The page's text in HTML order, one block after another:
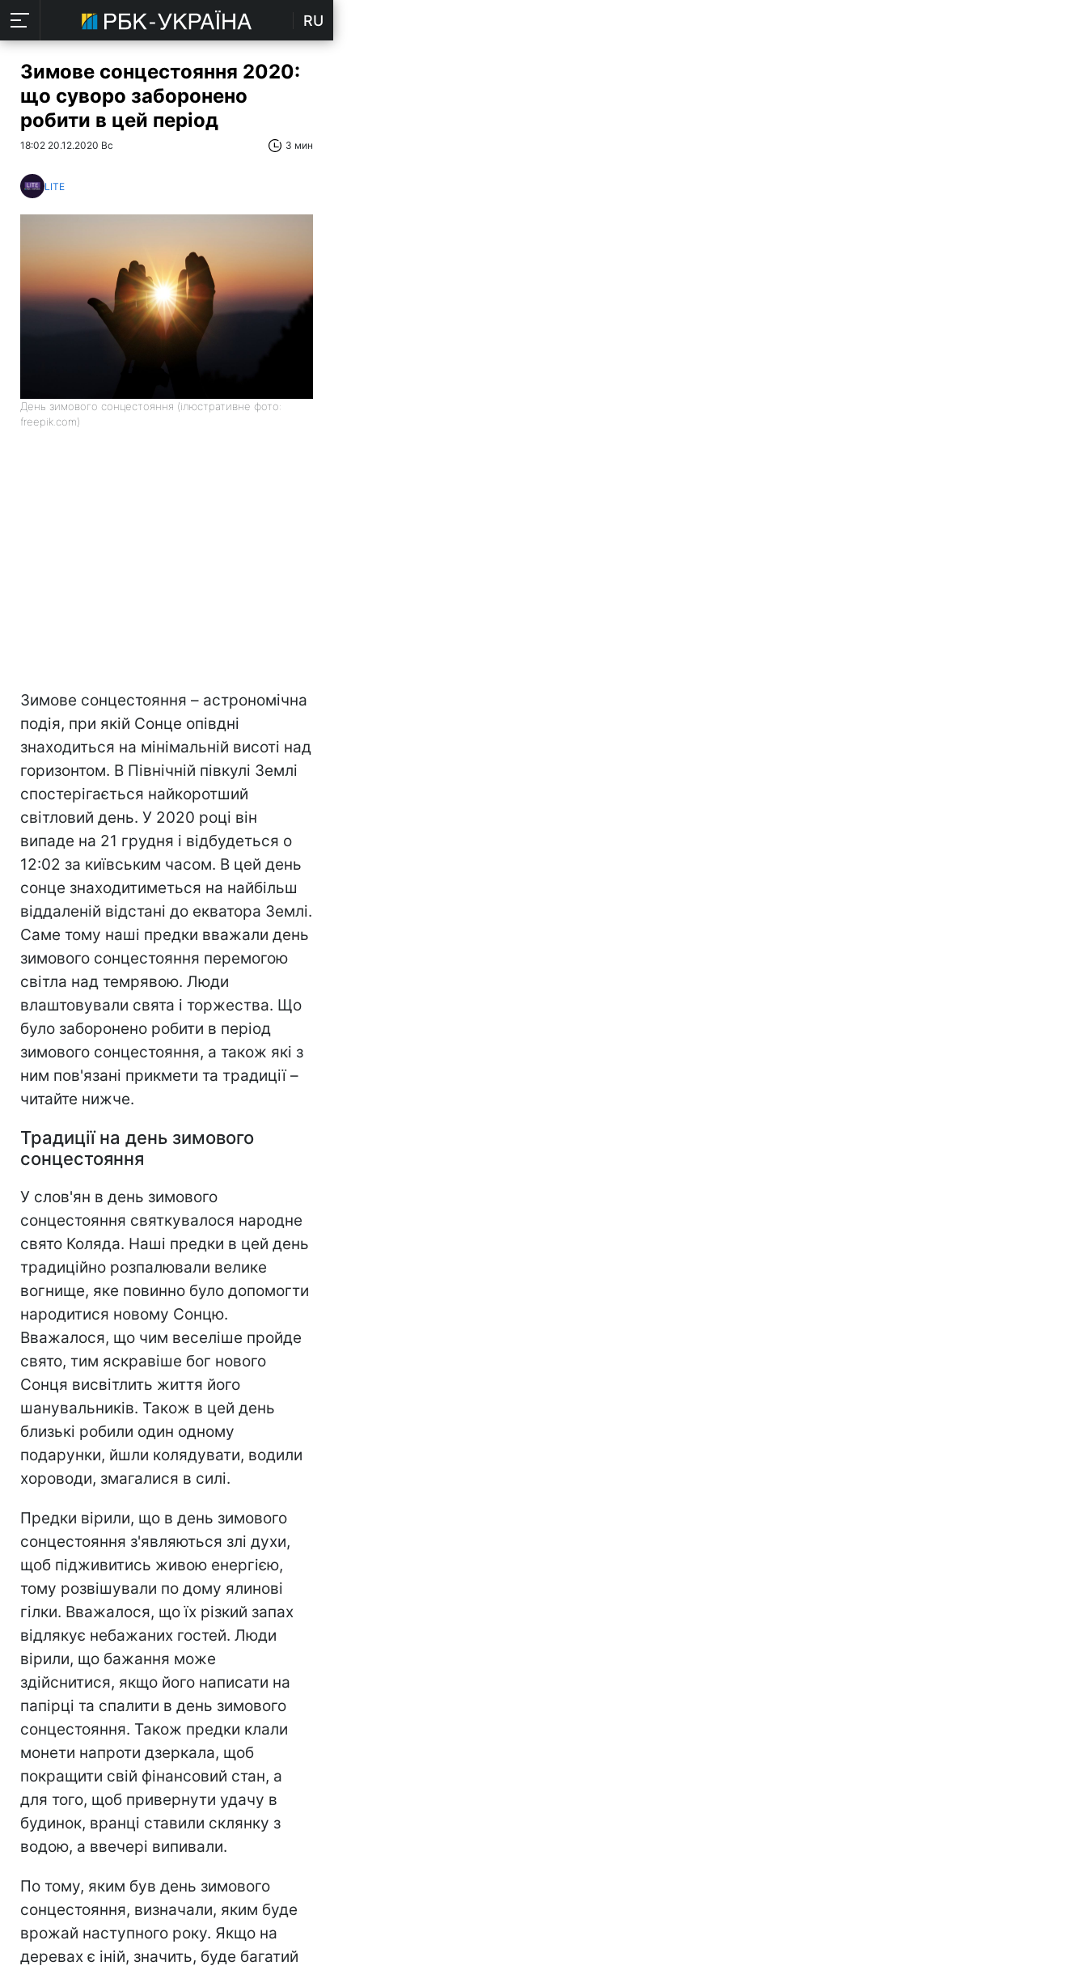
RU
Зимове сонцестояння 2020:
що суворо заборонено
робити в цей період
18:02 20.12.2020 Вс 3 мин
LITE
День зимового сонцестояння (ілюстративне фото:
freepik.com)
Зимове сонцестояння – астрономічна
подія, при якій Сонце опівдні
знаходиться на мінімальній висоті над
горизонтом. В Північній півкулі Землі
спостерігається найкоротший
світловий день. У 2020 році він
випаде на 21 грудня і відбудеться о
12:02 за київським часом. В цей день
сонце знаходитиметься на найбільш
віддаленій відстані до екватора Землі.
Саме тому наші предки вважали день
зимового сонцестояння перемогою
світла над темрявою. Люди
влаштовували свята і торжества. Що
було заборонено робити в період
зимового сонцестояння, а також які з
ним пов'язані прикмети та традиції –
читайте нижче.
Традиції на день зимового
сонцестояння
У слов'ян в день зимового
сонцестояння святкувалося народне
свято Коляда. Наші предки в цей день
традиційно розпалювали велике
вогнище, яке повинно було допомогти
народитися новому Сонцю.
Вважалося, що чим веселіше пройде
свято, тим яскравіше бог нового
Сонця висвітлить життя його
шанувальників. Також в цей день
близькі робили один одному
подарунки, йшли колядувати, водили
хороводи, змагалися в силі.
Предки вірили, що в день зимового
сонцестояння з'являються злі духи,
щоб підживитись живою енергією,
тому розвішували по дому ялинові
гілки. Вважалося, що їх різкий запах
відлякує небажаних гостей. Люди
вірили, що бажання може
здійснитися, якщо його написати на
папірці та спалити в день зимового
сонцестояння. Також предки клали
монети напроти дзеркала, щоб
покращити свій фінансовий стан, а
для того, щоб привернути удачу в
будинок, вранці ставили склянку з
водою, а ввечері випивали.
По тому, яким був день зимового
сонцестояння, визначали, яким буде
врожай наступного року. Якщо на
деревах є іній, значить, буде багатий